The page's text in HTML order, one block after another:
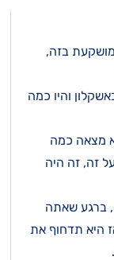
בזה,
והיו כמה
מצאה כמה
זה, זה היה
ברגע שאתה
היא תדחוף את